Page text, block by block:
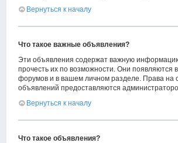
Вернуться к началу
Что такое важные объявления?
Эти объявления содержат важную
прочесть их по возможности. Они появляются
форумов и в вашем личном разделе. Права на
объявлений предоставляются
Вернуться к началу
Что такое объявления?